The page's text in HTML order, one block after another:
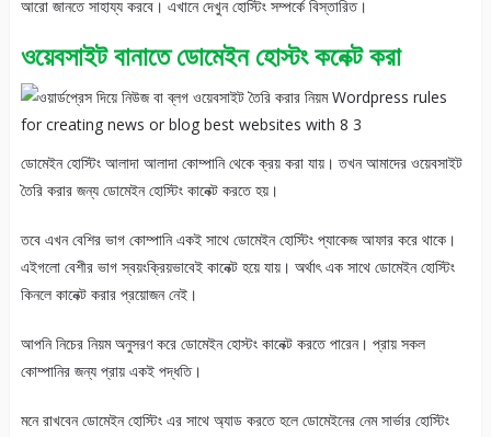
আরো জানতে সাহায্য করবে। এখানে দেখুন হোস্টিং সম্পর্কে বিস্তারিত।
ওয়েবসাইট বানাতে ডোমেইন হোস্টং কনেক্ট করা
ডোমেইন হোস্টিং আলাদা আলাদা কোম্পানি থেকে ক্রয় করা যায়। তখন আমাদের ওয়েবসাইট
তৈরি করার জন্য ডোমেইন হোস্টিং কানেক্ট করতে হয়।
তবে এখন বেশির ভাগ কোম্পানি একই সাথে ডোমেইন হোস্টিং প্যাকেজ আফার করে থাকে।
এইগলো বেশীর ভাগ স্বয়ংক্রিয়ভাবেই কানেক্ট হয়ে যায়। অর্থাৎ এক সাথে ডোমেইন হোস্টিং
কিনলে কানেক্ট করার প্রয়োজন নেই।
আপনি নিচের নিয়ম অনুসরণ করে ডোমেইন হোস্টং কানেক্ট করতে পারেন। প্রায় সকল
কোম্পানির জন্য প্রায় একই পদ্ধতি।
মনে রাখবেন ডোমেইন হোস্টিং এর সাথে অ্যাড করতে হলে ডোমেইনের নেম সার্ভার হোস্টিং